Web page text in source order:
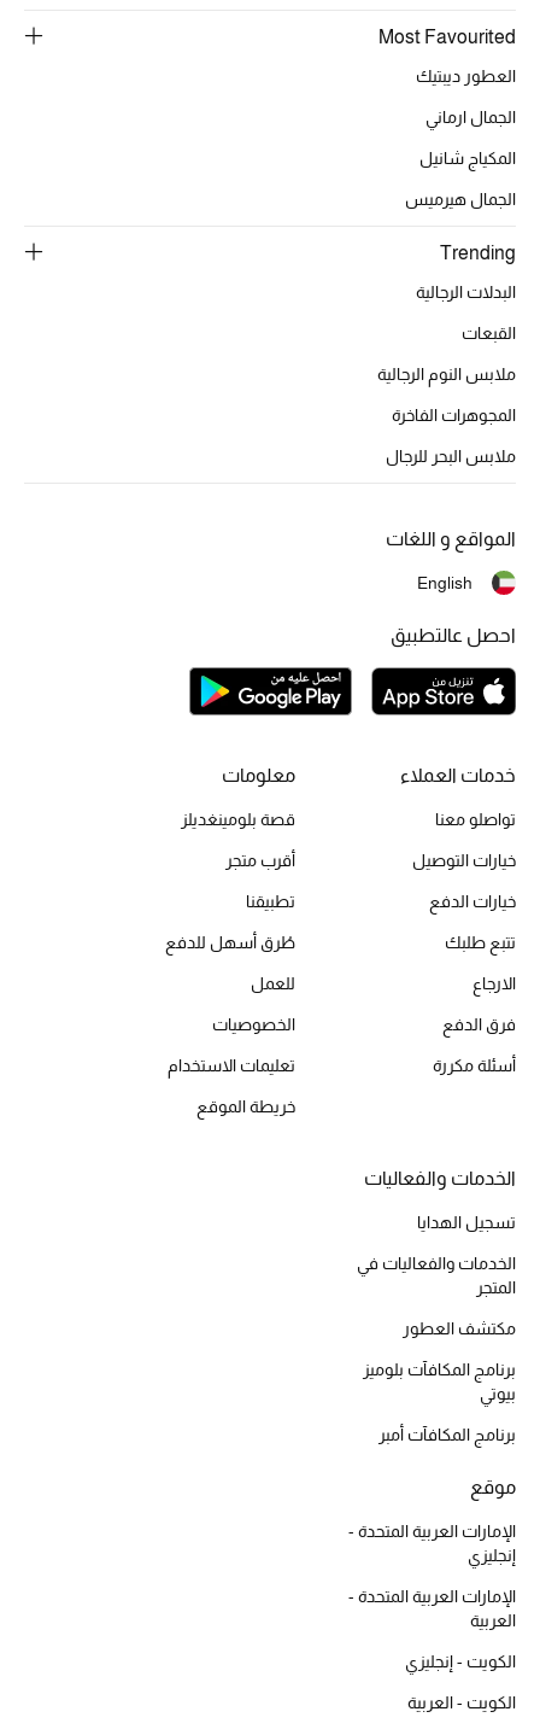
أبرز الحقائب
الموسم الجديد
تشكيلة الأحذية
الأحذية الرجالية
أحذية للأطفال
أبرز المصممين
أحذية مختارة
تسوقوا الأحذية
خصومات
الجديد في عالم الجمال
الأكثر مبيعاً
المكياج
العناية بالبشرة
مستحضرات العناية
مستحضرات الاستحمام والعناية بالجسم
العناية بالشعر
الصحة والعافية
الجمال في بلوميز
هدايا
دليل مستلزمات الجمال
Most Favourited
العطور ديبتيك
الجمال ارماني
المكياج شانيل
الجمال هيرميس
Trending
البدلات الرجالية
القبعات
ملابس النوم الرجالية
المجوهرات الفاخرة
ملابس البحر للرجال
خدمات العملاء
تواصلو معنا
خيارات التوصيل
خيارات الدفع
تتبع طلبك
الارجاع
فرق الدفع
أسئلة مكررة
معلومات
قصة بلومينغديلز
أقرب متجر
تطبيقنا
طُرق أسهل للدفع
للعمل
الخصوصيات
تعليمات الاستخدام
خريطة الموقع
الخدمات والفعاليات
تسجيل الهدايا
الخدمات والفعاليات في
المتجر
مكتشف العطور
برنامج المكافآت بلوميز
بيوتي
برنامج المكافآت أمبر
موقع
الإمارات العربية المتحدة -
إنجليزي
الإمارات العربية المتحدة -
العربية
الكويت - إنجليزي
الكويت - العربية
المواقع و اللغات
English
احصل عالتطبيق